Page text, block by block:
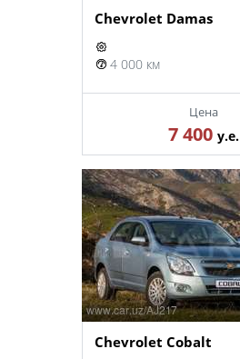
Chevrolet Damas
4 000 км
Цена
7 400 у.е.
Chevrolet Cobalt